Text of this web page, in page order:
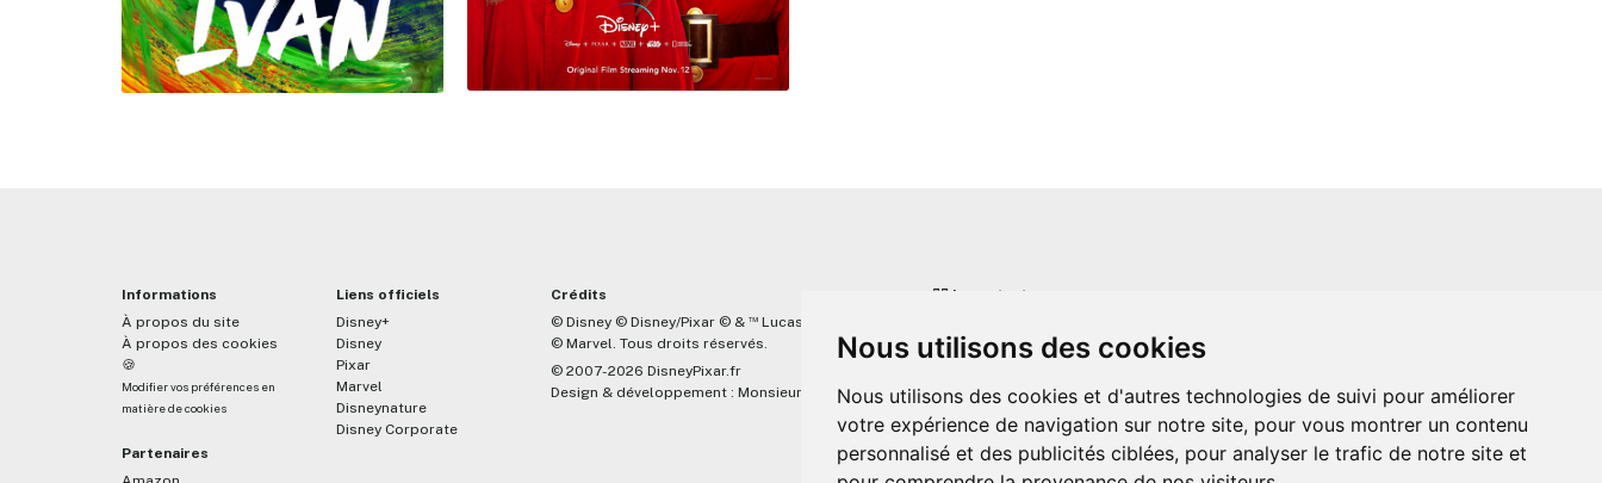
Nous utilisons des cookies
Nous utilisons des cookies et d'autres technologies de suivi pour améliorer
votre expérience de navigation sur notre site, pour vous montrer un contenu
personnalisé et des publicités ciblées, pour analyser le trafic de notre site et
Informations
À propos du site
À propos des cookies
🍪
Modifier vos préférences en
matière de cookies
Partenaires
Liens officiels
Disney+
Disney
Pixar
Marvel
Disneynature
Disney Corporate
Crédits
© Disney © Disney/Pixar © & ™ Lucasfilm LTD
© Marvel. Tous droits réservés.
© 2007-2026 DisneyPixar.fr
Design & développement : MonsieurPaul
☝🏼 Important
lié de quelque manière que ce soit avec The Walt Disney
associés. Toute demande adressée aux studios Disney ou
Pixar sera ignorée. Merci de votre compréhension.